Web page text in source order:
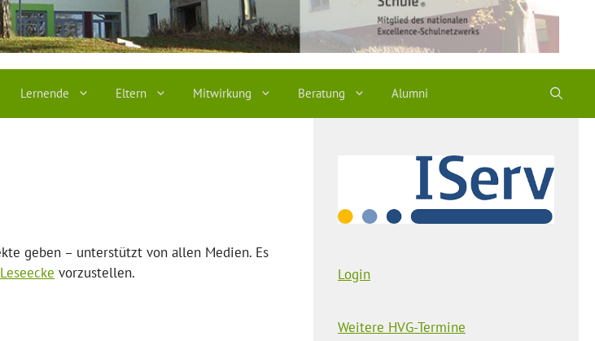
Lernende Eltern Mitwirkung Beratung Alumni
geben – unterstützt von allen Medien. Es
Leseecke vorzustellen. Login
Weitere HVG-Termine